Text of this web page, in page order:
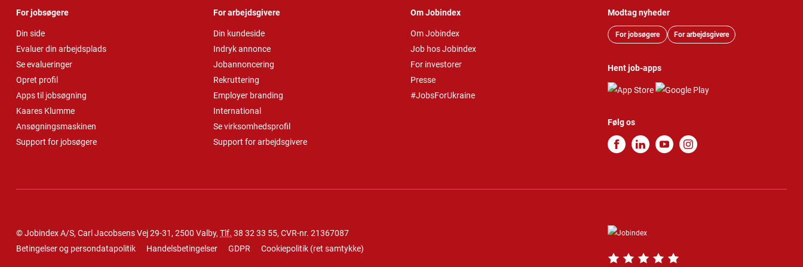
For jobsøgere
Din side
Evaluer din arbejdsplads
Se evalueringer
Opret profil
Apps til jobsøgning
Kaares Klumme
Ansøgningsmaskinen
Support for jobsøgere
For arbejdsgivere
Din kundeside
Indryk annonce
Jobannoncering
Rekruttering
Employer branding
International
Se virksomhedsprofil
Support for arbejdsgivere
Om Jobindex
Om Jobindex
Job hos Jobindex
For investorer
Presse
#JobsForUkraine
Modtag nyheder
For jobsøgere For arbejdsgivere
Hent job-apps
Følg os
© Jobindex A/S, Carl Jacobsens Vej 29-31, 2500 Valby, Tlf. 38 32 33 55, CVR-nr. 21367087
Betingelser og persondatapolitik
Handelsbetingelser GDPR Cookiepolitik (ret samtykke)